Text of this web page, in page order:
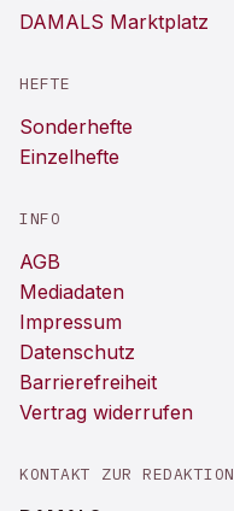
DAMALS Marktplatz
HEFTE
Sonderhefte
Einzelhefte
INFO
AGB
Mediadaten
Impressum
Datenschutz
Barrierefreiheit
Vertrag widerrufen
KONTAKT ZUR REDAKTION